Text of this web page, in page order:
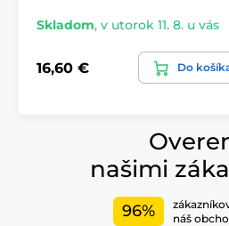
Skladom, v utorok 11. 8. u vás
16,60 € Do
našimi
96%
náš